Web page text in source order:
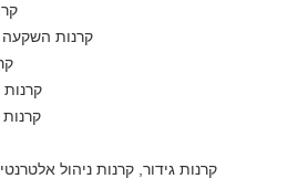
קרנות השקעה
קרנות גידור, קרנות ניהול